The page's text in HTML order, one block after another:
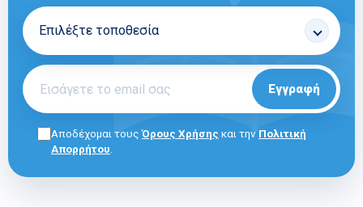
Εγγραφή
Αποδέχομαι τουςΌρους Χρήσης και την Πολιτική
Απορρήτου.